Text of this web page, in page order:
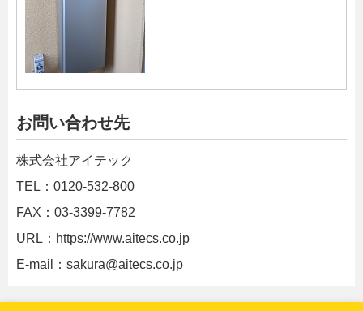
お問い合わせ先
株式会社アイテック
TEL： 0120-532-800
FAX：03-3399-7782
URL： https://www.aitecs.co.jp
E-mail： sakura@aitecs.co.jp